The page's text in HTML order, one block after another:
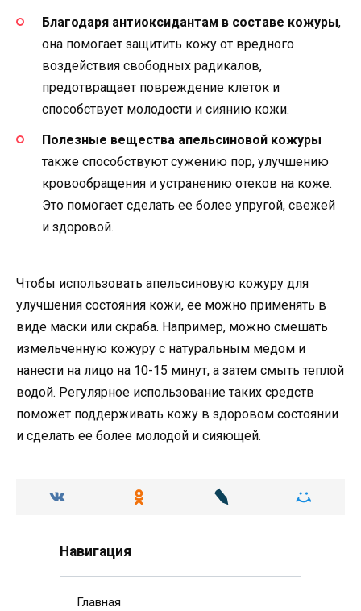
Благодаря антиоксидантам в составе кожуры,
она помогает защитить кожу от вредного
воздействия свободных радикалов,
предотвращает повреждение клеток и
способствует молодости и сиянию кожи.
Полезные вещества апельсиновой кожуры
также способствуют сужению пор, улучшению
кровообращения и устранению отеков на коже.
Это помогает сделать ее более упругой, свежей
и здоровой.
Чтобы использовать апельсиновую кожуру для
улучшения состояния кожи, ее можно применять в
виде маски или скраба. Например, можно смешать
измельченную кожуру с натуральным медом и
нанести на лицо на 10-15 минут, а затем смыть теплой
водой. Регулярное использование таких средств
поможет поддерживать кожу в здоровом состоянии
и сделать ее более молодой и сияющей.
Навигация
Главная